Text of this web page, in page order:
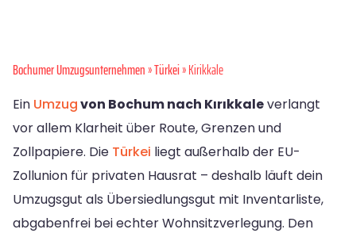
Bochumer Umzugsunternehmen»Türkei» Kirikkale
Ein Umzugvon Bochum nach Kırıkkaleverlangt
vor allem Klarheit über Route, Grenzen und
Zollpapiere. Die Türkei liegt außerhalb der EU-
Zollunion für privaten Hausrat – deshalb läuft dein
Umzugsgut als Übersiedlungsgut mit Inventarliste,
abgabenfrei bei echter Wohnsitzverlegung. Den